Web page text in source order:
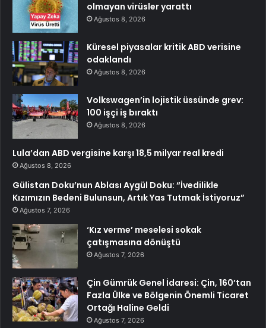
olmayan virüsler yarattı
Ağustos 8, 2026
Küresel piyasalar kritik ABD verisine
odaklandı
Ağustos 8, 2026
Volkswagen’in lojistik üssünde grev:
100 işçi iş bıraktı
Ağustos 8, 2026
Lula’dan ABD vergisine karşı 18,5 milyar real kredi
Ağustos 8, 2026
Gülistan Doku’nun Ablası Aygül Doku: “İvedilikle
Kızımızın Bedeni Bulunsun, Artık Yas Tutmak İstiyoruz”
Ağustos 7, 2026
‘Kız verme’ meselesi sokak
çatışmasına dönüştü
Ağustos 7, 2026
Çin Gümrük Genel İdaresi: Çin, 160’tan
Fazla Ülke ve Bölgenin Önemli Ticaret
Ortağı Haline Geldi
Ağustos 7, 2026